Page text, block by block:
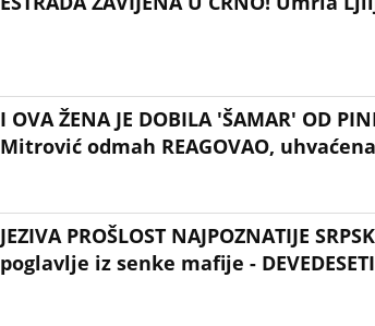
I OVA ŽENA JE DOBILA 'ŠAMAR' OD
Mitrović odmah REAGOVAO,
JEZIVA PROŠLOST NAJPOZNATIJE
poglavlje iz senke mafije -